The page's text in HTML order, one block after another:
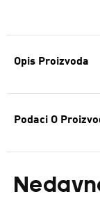
Opis Proizvoda
Podaci O